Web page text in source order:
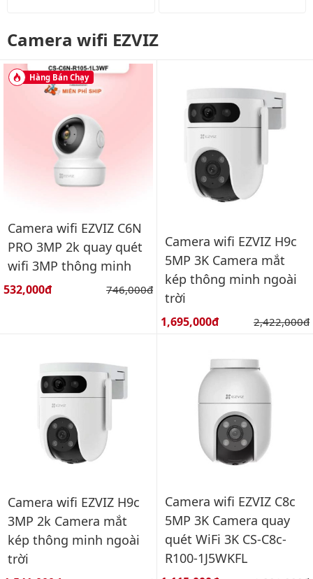
Camera wifi EZVIZ
Hàng Bán Chạy
Camera wifi EZVIZ C6N
PRO 3MP 2k quay quét
wifi 3MP thông minh
Giá bán:
532,000đ Giá gốc:
746,000đ
Camera wifi EZVIZ H9c
5MP 3K Camera mắt
kép thông minh ngoài
trời
Giá bán:
1,695,000đ Giá gốc:
2,422,000đ
Camera wifi EZVIZ H9c
3MP 2k Camera mắt
kép thông minh ngoài
trời
Camera wifi EZVIZ C8c
5MP 3K Camera quay
quét WiFi 3K CS-C8c-
R100-1J5WKFL